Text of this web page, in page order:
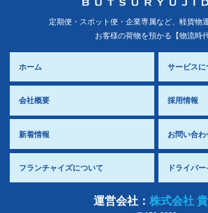
定期便・スポット便・企業専属など、軽貨物
お客様の荷物を預かる【物流時代
ホーム サービスに
会社概要 採用情報
新着情報 お問い合わ
フランチャイズについて ドライバ
運営会社： 株式会社